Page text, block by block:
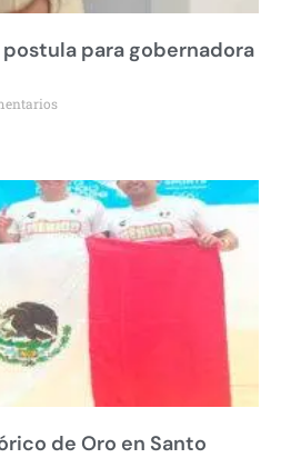
para gobernadora
de Oro en Santo